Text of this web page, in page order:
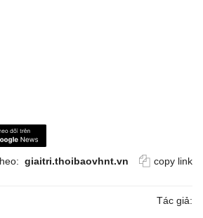
giaitri.thoibaovhnt.vn copy link
Tác giả: